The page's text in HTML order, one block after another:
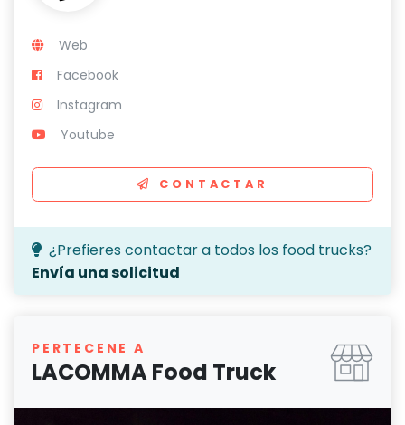
Web
Facebook
Instagram
Youtube
CONTACTAR
¿Prefieres contactar a todos los food trucks?
Envía una solicitud
PERTECENE A
LACOMMA Food Truck